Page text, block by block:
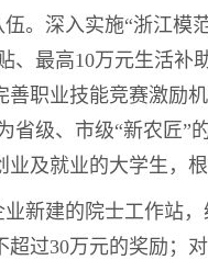
。深入实施“浙江模
、最高10万元生活补
职业技能竞赛激励
省级、市级“新农匠”
及就业的大学生，
新建的院士工作站
超过30万元的奖励；